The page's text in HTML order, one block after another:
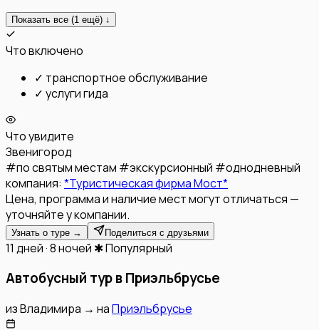
Показать все (1 ещё) ↓
Что включено
✓ транспортное обслуживание
✓ услуги гида
Что увидите
Звенигород
#по святым местам #экскурсионный #однодневный
компания: *Туристическая фирма Мост*
Цена, программа и наличие мест могут отличаться —
уточняйте у компании.
Узнать о туре → Поделиться с друзьями
11 дней · 8 ночей ✱ Популярный
Автобусный тур в Приэльбрусье
изВладимира → наПриэльбрусье